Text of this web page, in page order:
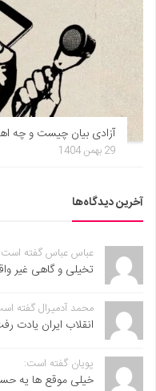
آزادی بیان چیست و چه
29 بهمن 1404
آخرین دیدگاه‌ها
عباس عباس گفته است:
تخیلی و گاهی غیر
محمد آدمیرال گفته
انقلاب ایران یادت
پویان گفته است:
خیلی موقع ها یه